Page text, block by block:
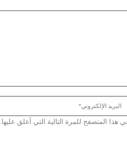
المتصفح للمرة التالية التي أعلق عليها.